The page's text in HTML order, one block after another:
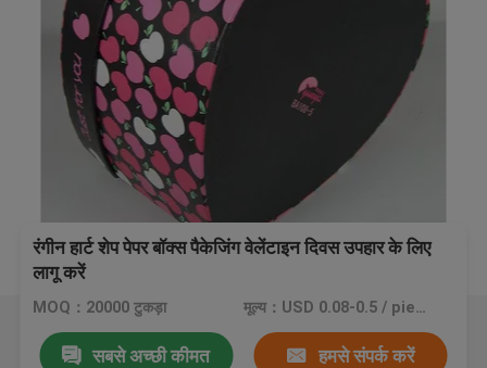
रंगीन हार्ट शेप पेपर बॉक्स पैकेजिंग वेलेंटाइन दिवस उपहार के लिए
लागू करें
MOQ：20000 टुकड़ा मूल्य：USD 0.08-0.5 / piece
सबसे अच्छी कीमत हमसे संपर्क करें